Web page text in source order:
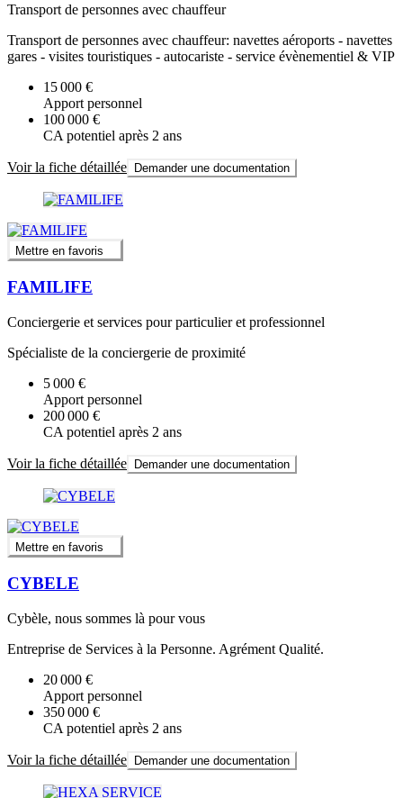
Transport de personnes avec chauffeur
Transport de personnes avec chauffeur: navettes aéroports - navettes
gares - visites touristiques - autocariste - service évènementiel & VIP
15 000 €
Apport personnel
100 000 €
CA potentiel après 2 ans
Voir la fiche détaillée Demander une documentation
Mettre en favoris
FAMILIFE
Conciergerie et services pour particulier et professionnel
Spécialiste de la conciergerie de proximité
5 000 €
Apport personnel
200 000 €
CA potentiel après 2 ans
Voir la fiche détaillée Demander une documentation
Mettre en favoris
CYBELE
Cybèle, nous sommes là pour vous
Entreprise de Services à la Personne. Agrément Qualité.
20 000 €
Apport personnel
350 000 €
CA potentiel après 2 ans
Voir la fiche détaillée Demander une documentation